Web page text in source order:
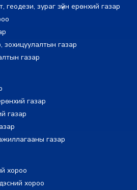
геодези, зураг зүйн ерөнхий газар
газар
газар
газар
газар
газар
хороо
хороо